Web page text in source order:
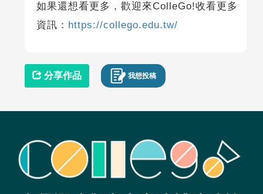
如果還想看更多，歡迎來ColleGo!收看更多
資訊： https://collego.edu.tw/
分享作品 我想投稿